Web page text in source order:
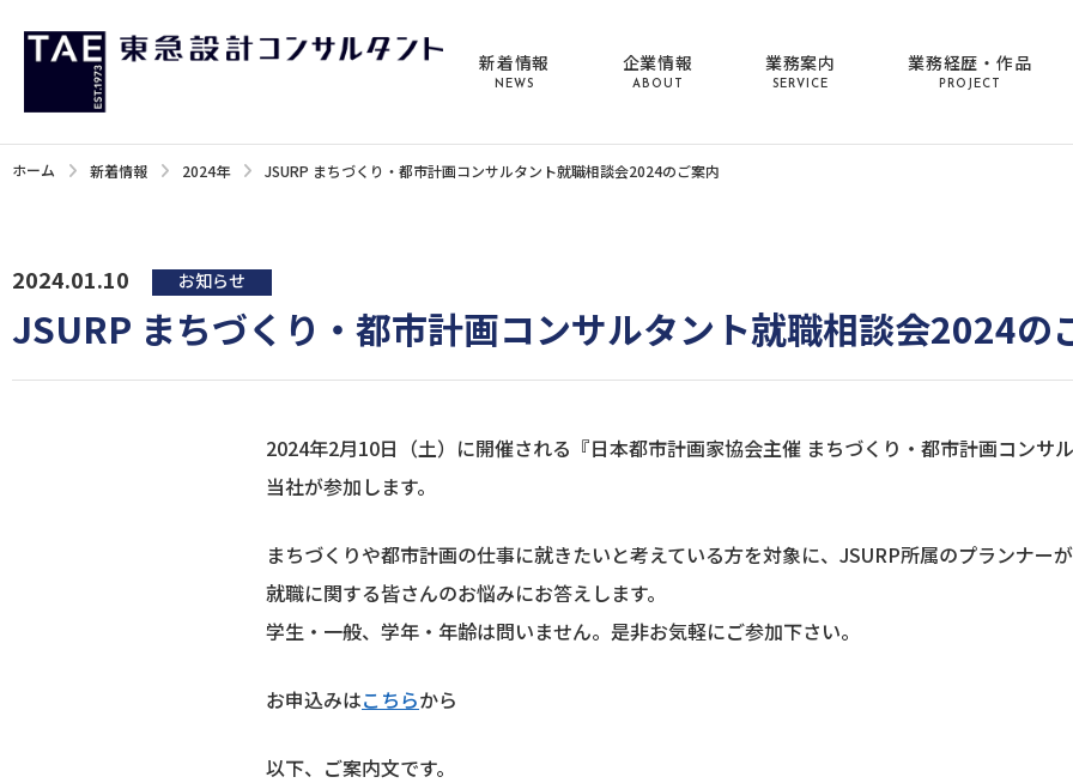
新着情報
NEWS
企業情報
ABOUT
業務案内
SERVICE
業務経歴・作品
PROJECT
ホーム 新着情報 2024年 JSURP まちづくり・都市計画コンサルタント就職相談会2024のご案内
2024.01.10 お知らせ
JSURP まちづくり・都市計画コンサルタント就職相談会2024の
2024年2月10日（土）に開催される『日本都市計画家協会主催 まちづくり・都市計画コンサ
当社が参加します。
まちづくりや都市計画の仕事に就きたいと考えている方を対象に、JSURP所属のプランナー
就職に関する皆さんのお悩みにお答えします。
学生・一般、学年・年齢は問いません。是非お気軽にご参加下さい。
お申込みはこちらから
以下、ご案内文です。